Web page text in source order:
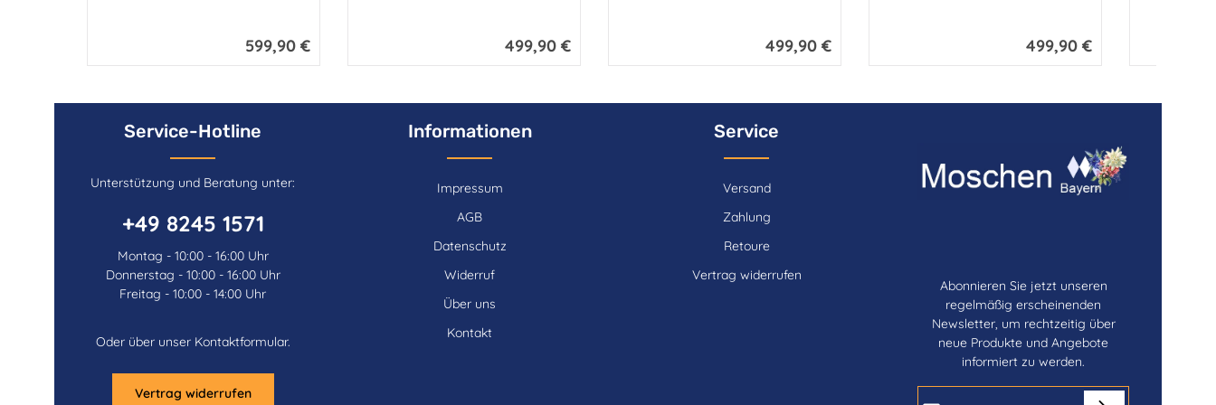
Regulärer Preis:
599,90 € Regulärer Preis:
499,90 € Regulärer Preis:
499,90 € Regulärer Preis:
499,90 €
Service-Hotline
Unterstützung und Beratung unter:
+49 8245 1571
Montag - 10:00 - 16:00 Uhr
Donnerstag - 10:00 - 16:00 Uhr
Freitag - 10:00 - 14:00 Uhr
Oder über unser Kontaktformular.
Vertrag widerrufen
Informationen
Impressum
AGB
Datenschutz
Widerruf
Über uns
Kontakt
Service
Versand
Zahlung
Retoure
Vertrag widerrufen
Abonnieren Sie jetzt unseren
regelmäßig erscheinenden
Newsletter, um rechtzeitig über
neue Produkte und Angebote
informiert zu werden.
E-Mail-Adresse*